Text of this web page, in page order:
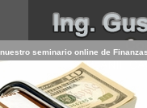
INICIO SERVICIOS
seminario online de